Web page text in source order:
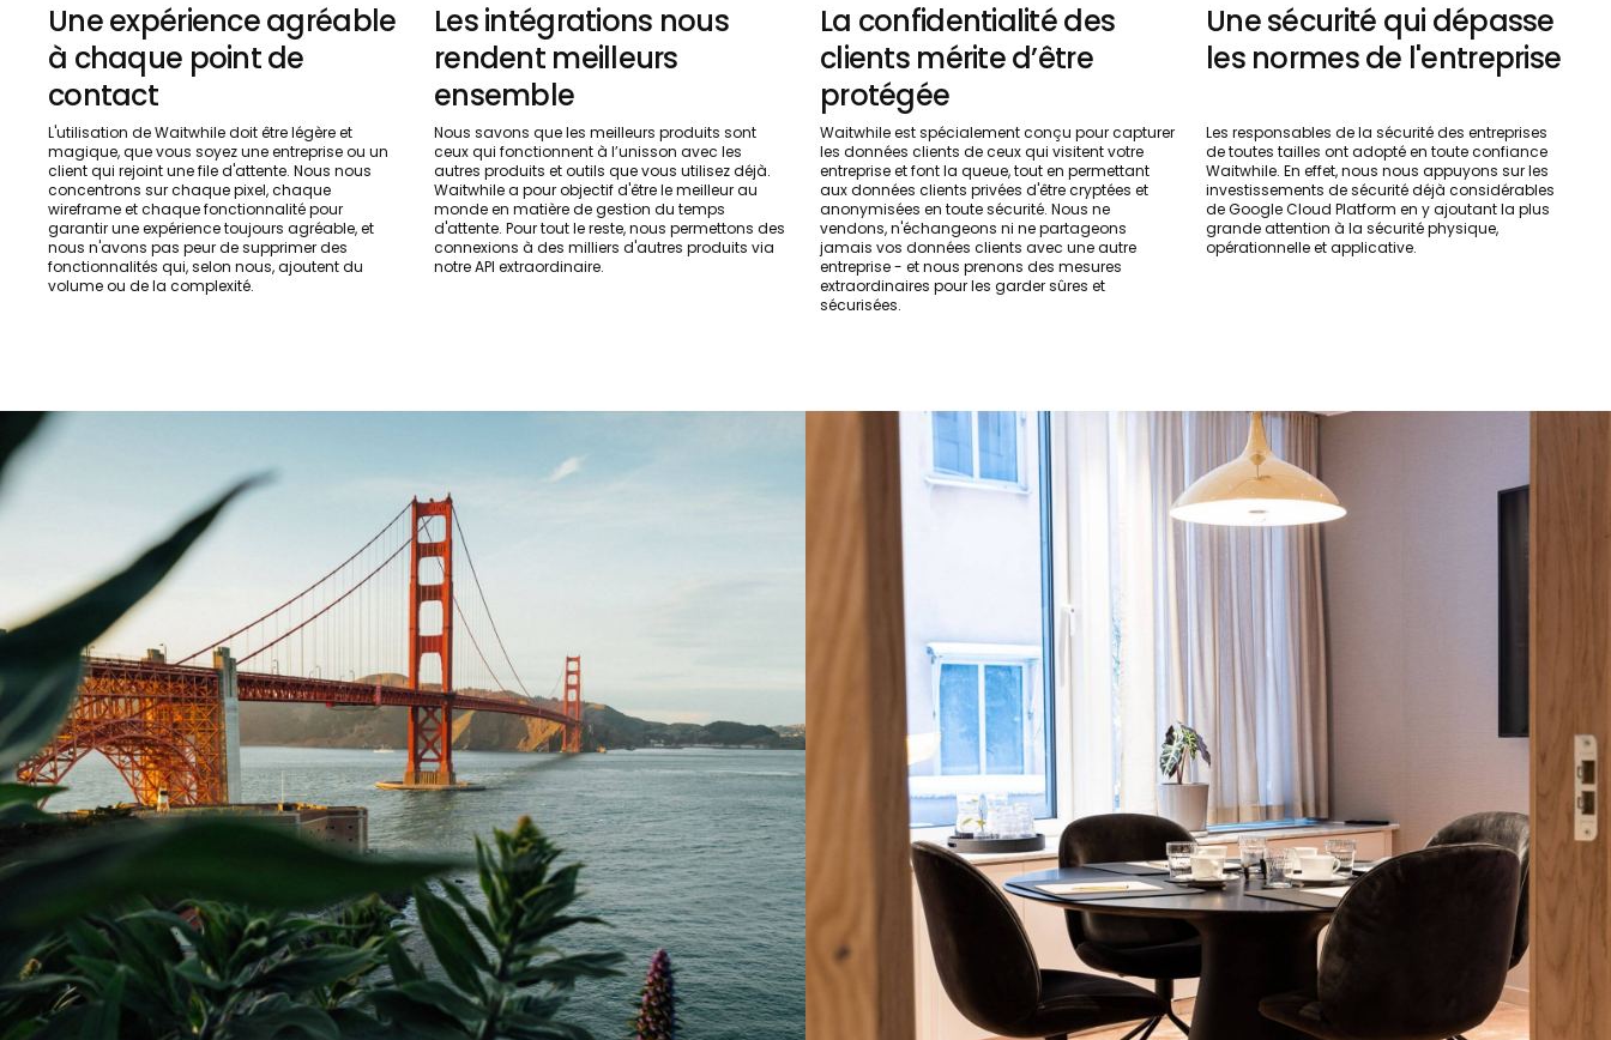
Une expérience agréable
à chaque point de
contact
Les intégrations nous
rendent meilleurs
ensemble
La confidentialité des
clients mérite d’être
protégée
Une sécurité qui dépasse
les normes de l'entreprise
L'utilisation de Waitwhile doit être légère et
magique, que vous soyez une entreprise ou un
client qui rejoint une file d'attente. Nous nous
concentrons sur chaque pixel, chaque
wireframe et chaque fonctionnalité pour
garantir une expérience toujours agréable, et
nous n'avons pas peur de supprimer des
fonctionnalités qui, selon nous, ajoutent du
volume ou de la complexité.
Nous savons que les meilleurs produits sont
ceux qui fonctionnent à l’unisson avec les
autres produits et outils que vous utilisez déjà.
Waitwhile a pour objectif d'être le meilleur au
monde en matière de gestion du temps
d'attente. Pour tout le reste, nous permettons des
connexions à des milliers d'autres produits via
notre API extraordinaire.
Waitwhile est spécialement conçu pour capturer
les données clients de ceux qui visitent votre
entreprise et font la queue, tout en permettant
aux données clients privées d'être cryptées et
anonymisées en toute sécurité. Nous ne
vendons, n'échangeons ni ne partageons
jamais vos données clients avec une autre
entreprise - et nous prenons des mesures
extraordinaires pour les garder sûres et
sécurisées.
Les responsables de la sécurité des entreprises
de toutes tailles ont adopté en toute confiance
Waitwhile. En effet, nous nous appuyons sur les
investissements de sécurité déjà considérables
de Google Cloud Platform en y ajoutant la plus
grande attention à la sécurité physique,
opérationnelle et applicative.